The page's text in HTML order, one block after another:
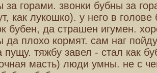
за горами. звонки бубны за
как лукошко). у него в
бубен, да страшен игумен.
да плохо кормят. сам наг
пущу. тяжбу завел - стал как
масть) люди умны. не с